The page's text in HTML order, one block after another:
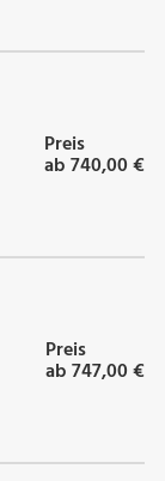
Preis
ab 740,00 €
Preis
ab 747,00 €